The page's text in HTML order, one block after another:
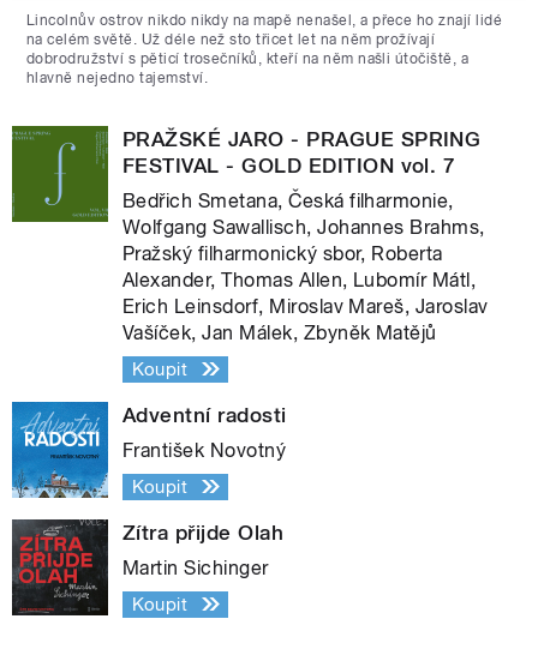
Lincolnův ostrov nikdo nikdy na mapě nenašel, a přece ho znají lidé
na celém světě. Už déle než sto třicet let na něm prožívají
dobrodružství s pěticí trosečníků, kteří na něm našli útočiště, a
hlavně nejedno tajemství.
PRAŽSKÉ JARO - PRAGUE SPRING
FESTIVAL - GOLD EDITION vol. 7
Bedřich Smetana, Česká filharmonie,
Wolfgang Sawallisch, Johannes Brahms,
Pražský filharmonický sbor, Roberta
Alexander, Thomas Allen, Lubomír Mátl,
Erich Leinsdorf, Miroslav Mareš, Jaroslav
Vašíček, Jan Málek, Zbyněk Matějů
Koupit
Adventní radosti
František Novotný
Koupit
Zítra přijde Olah
Martin Sichinger
Koupit